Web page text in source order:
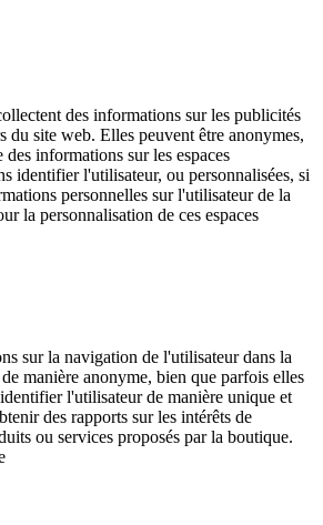
des informations sur les publicités
du site web. Elles peuvent être anonymes,
informations sur les espaces
identifier l'utilisateur, ou personnalisées, si
personnelles sur l'utilisateur de la
la personnalisation de ces espaces
sur la navigation de l'utilisateur dans la
manière anonyme, bien que parfois elles
l'utilisateur de manière unique et
des rapports sur les intérêts de
ou services proposés par la boutique.